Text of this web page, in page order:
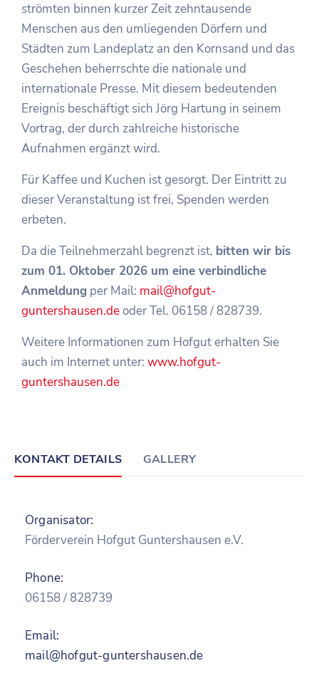
strömten binnen kurzer Zeit zehntausende
Menschen aus den umliegenden Dörfern und
Städten zum Landeplatz an den Kornsand und das
Geschehen beherrschte die nationale und
internationale Presse. Mit diesem bedeutenden
Ereignis beschäftigt sich Jörg Hartung in seinem
Vortrag, der durch zahlreiche historische
Aufnahmen ergänzt wird.
Für Kaffee und Kuchen ist gesorgt. Der Eintritt zu
dieser Veranstaltung ist frei, Spenden werden
erbeten.
Da die Teilnehmerzahl begrenzt ist, bitten wir bis
zum 01. Oktober 2026 um eine verbindliche
Anmeldung per Mail: mail@hofgut-
guntershausen.deoder Tel. 06158 / 828739.
Weitere Informationen zum Hofgut erhalten Sie
auch im Internet unter: www.hofgut-
guntershausen.de
KONTAKT DETAILS GALLERY
Organisator:
Förderverein Hofgut Guntershausen e.V.
Phone:
06158 / 828739
Email:
mail@hofgut-guntershausen.de